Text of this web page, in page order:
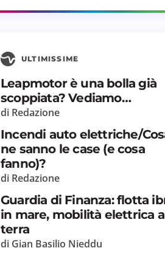
ULTIMISSIME
Leapmotor è una bolla già
scoppiata? Vediamo…
di Redazione
Incendi auto elettriche/
ne sanno le case (e cosa
fanno)?
di Redazione
Guardia di Finanza: flotta
in mare, mobilità elettrica a
terra
di Gian Basilio Nieddu